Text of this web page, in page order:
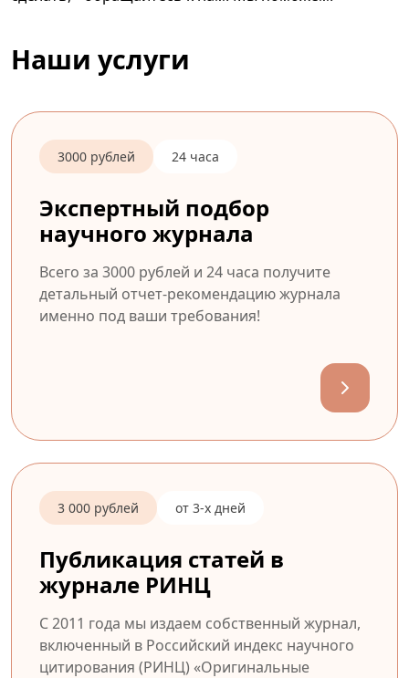
Наши услуги
3000 рублей 24 часа
Экспертный подбор
научного журнала
Всего за 3000 рублей и 24 часа получите
детальный отчет-рекомендацию журнала
именно под ваши требования!
3 000 рублей от 3-х дней
Публикация статей в
журнале РИНЦ
С 2011 года мы издаем собственный журнал,
включенный в Российский индекс научного
цитирования (РИНЦ) «Оригинальные